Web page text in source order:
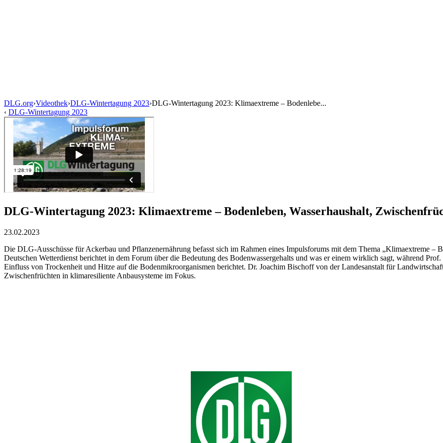
DLG.org›Videothek›DLG-Wintertagung 2023›DLG-Wintertagung 2023: Klimaextreme – Bodenlebe...
‹ DLG-Wintertagung 2023
DLG-Wintertagung 2023: Klimaextreme – Bodenleben, Wasserhaushalt,
23.02.2023
Die DLG-Ausschüsse für Ackerbau und Pflanzenernährung befasst sich im Rahmen eines Impulsforums mit dem Thema „Klimaextreme –
Deutschen Wetterdienst berichtet in dem Forum über die Bedeutung des Bodenwassergehalts und was er einem wirklich sagt, während
Einfluss von Trockenheit und Hitze auf die Bodenmikroorganismen berichtet. Dr. Joachim Bischoff von der Landesanstalt für
Zwischenfrüchten in klimaresiliente Anbausysteme im Fokus.